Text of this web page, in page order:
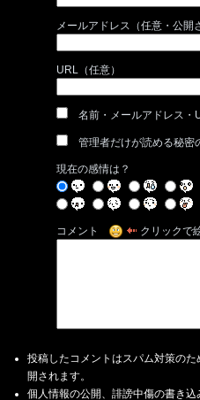
メールアドレス（任意・公開
URL（任意）
名前・メールアドレス・
管理者だけが読める秘密
現在の感情は？
コメント クリックで
投稿したコメントはスパム対策の
開されます。
個人情報の公開、誹謗中傷の書き込